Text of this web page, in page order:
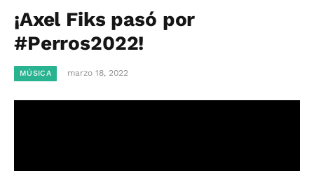
¡Axel Fiks pasó por
#Perros2022!
MÚSICA marzo 18, 2022